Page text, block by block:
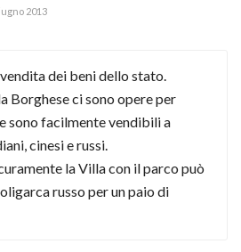
2013
dei beni dello stato.
Borghese ci sono opere per
sono facilmente vendibili a
cinesi e russi.
la Villa con il parco può
russo per un paio di